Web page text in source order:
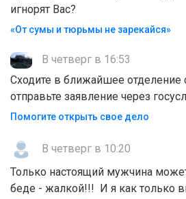
игнорят Вас?
«От сумы и тюрьмы не зарекайся»
В четверг в 16:53
Сходите в ближайшее
отправьте заявление через
Помогите открыть свое дело
В четверг в 10:20
Только настоящий мужчина
беде - жалкой!!! И я как только